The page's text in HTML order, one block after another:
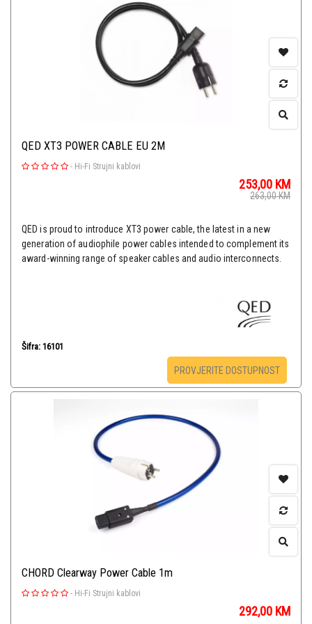
QED XT3 POWER CABLE EU 2M
- Hi-Fi Strujni kablovi
253,00 KM
263,00KM
QED is proud to introduce XT3 power cable, the latest in a new
generation of audiophile power cables intended to complement its
award-winning range of speaker cables and audio interconnects.
Šifra: 16101
PROVJERITE DOSTUPNOST
CHORD Clearway Power Cable 1m
- Hi-Fi Strujni kablovi
292,00 KM